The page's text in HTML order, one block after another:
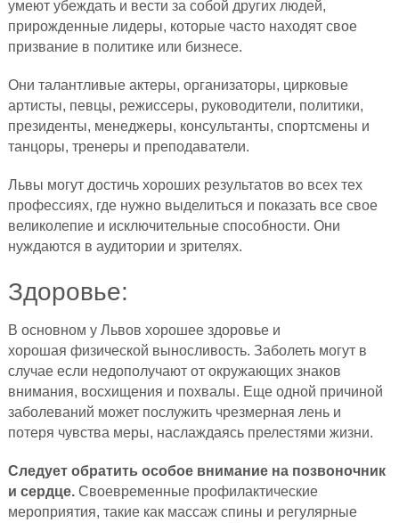
умеют убеждать и вести за собой других людей,
прирожденные лидеры, которые часто находят свое
призвание в политике или бизнесе.
Они талантливые актеры, организаторы, цирковые
артисты, певцы, режиссеры, руководители, политики,
президенты, менеджеры, консультанты, спортсмены и
танцоры, тренеры и преподаватели.
Львы могут достичь хороших результатов во всех тех
профессиях, где нужно выделиться и показать все свое
великолепие и исключительные способности. Они
нуждаются в аудитории и зрителях.
Здоровье:
В основном у Львов хорошее здоровье и
хорошая физической выносливость. Заболеть могут в
случае если недополучают от окружающих знаков
внимания, восхищения и похвалы. Еще одной причиной
заболеваний может послужить чрезмерная лень и
потеря чувства меры, наслаждаясь прелестями жизни.
Следует обратить особое внимание на позвоночник
и сердце.Своевременные профилактические
мероприятия, такие как массаж спины и регулярные